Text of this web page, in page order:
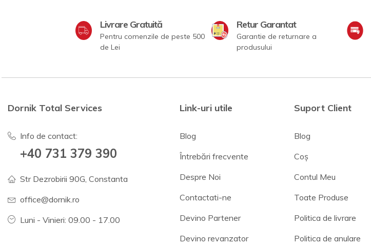
Livrare Gratuită
Pentru comenzile de peste 500
de Lei
Retur Garantat
Garantie de returnare a
produsului
Dornik Total Services
Info de contact:
+40 731 379 390
Str Dezrobirii 90G, Constanta
office@dornik.ro
Luni - Vinieri: 09.00 - 17.00
Link-uri utile
Blog
Întrebări frecvente
Despre Noi
Contactati-ne
Devino Partener
Devino revanzator
Suport Client
Blog
Coș
Contul Meu
Toate Produse
Politica de livrare
Politica de anulare